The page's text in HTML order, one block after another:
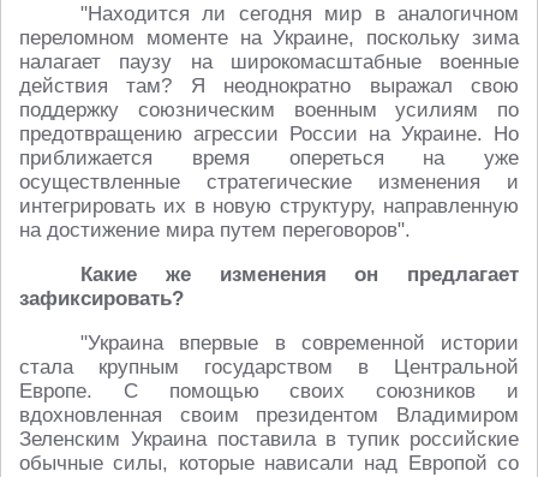
"Находится ли сегодня мир в аналогичном
переломном моменте на Украине, поскольку зима
налагает паузу на широкомасштабные военные
действия там? Я неоднократно выражал свою
поддержку союзническим военным усилиям по
предотвращению агрессии России на Украине. Но
приближается время опереться на уже
осуществленные стратегические изменения и
интегрировать их в новую структуру, направленную
на достижение мира путем переговоров".
Какие же изменения он предлагает
зафиксировать?
"Украина впервые в современной истории
стала крупным государством в Центральной
Европе. С помощью своих союзников и
вдохновленная своим президентом Владимиром
Зеленским Украина поставила в тупик российские
обычные силы, которые нависали над Европой со